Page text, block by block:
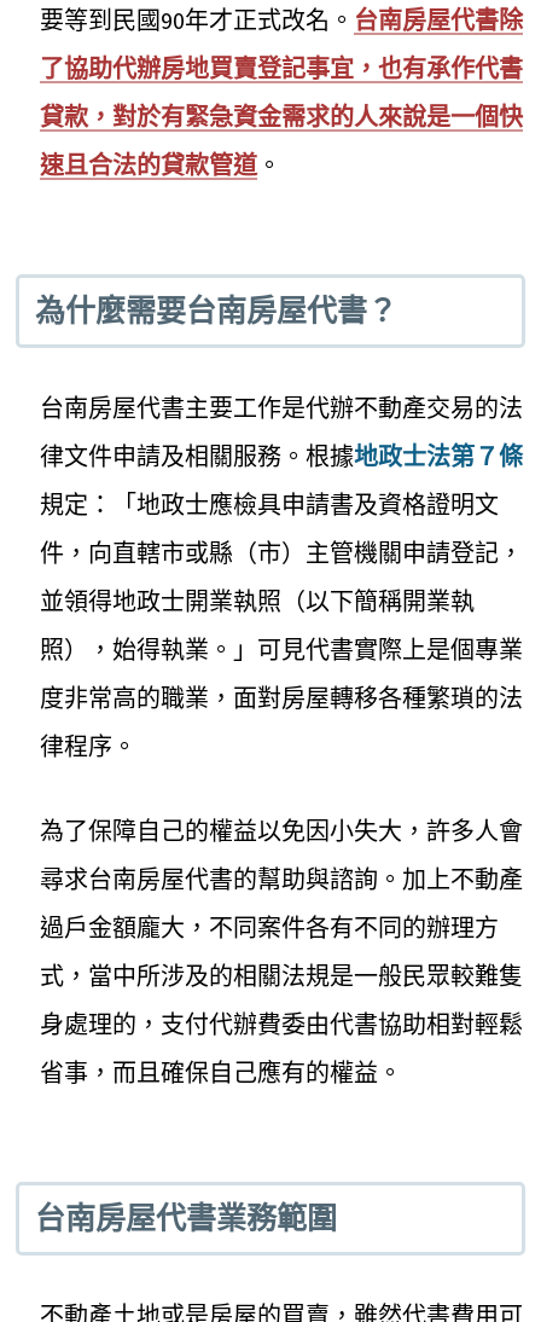
要等到民國90年才正式改名。 台南房屋代書除
了協助代辦房地買賣登記事宜，也有承作代書
貸款，對於有緊急資金需求的人來說是一個快
速且合法的貸款管道。
為什麼需要台南房屋代書？
台南房屋代書主要工作是代辦不動產交易的法
律文件申請及相關服務。根據地政士法第７條
規定：「地政士應檢具申請書及資格證明文
件，向直轄市或縣（市）主管機關申請登記，
並領得地政士開業執照（以下簡稱開業執
照），始得執業。」可見代書實際上是個專業
度非常高的職業，面對房屋轉移各種繁瑣的法
律程序。
為了保障自己的權益以免因小失大，許多人會
尋求台南房屋代書的幫助與諮詢。加上不動產
過戶金額龐大，不同案件各有不同的辦理方
式，當中所涉及的相關法規是一般民眾較難隻
身處理的，支付代辦費委由代書協助相對輕鬆
省事，而且確保自己應有的權益。
台南房屋代書業務範圍
不動產土地或是房屋的買賣，雖然代書費用可